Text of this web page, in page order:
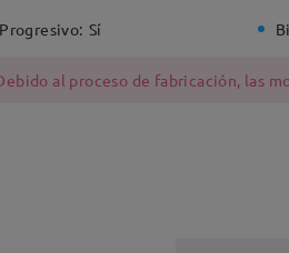
Sí
al proceso de fabricación, las